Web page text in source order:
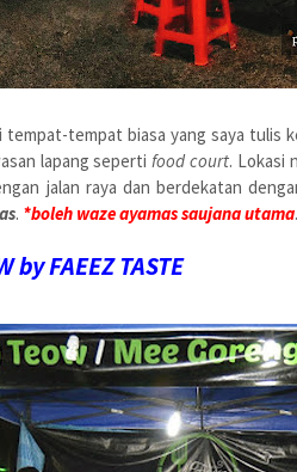
tempat biasa yang saya tulis
lapang sepertifood court. Lokasi
jalan raya dan berdekatan
. *boleh waze ayamas saujana utama.
by FAEEZ TASTE